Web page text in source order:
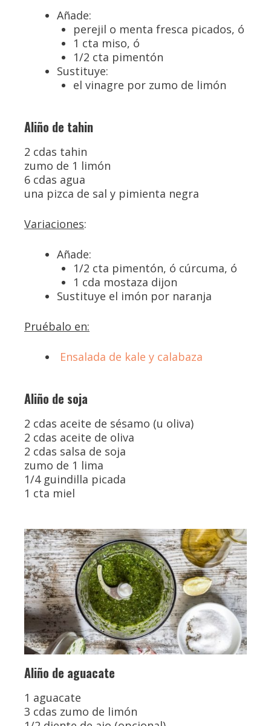
Añade:
perejil o menta fresca picados, ó
1 cta miso, ó
1/2 cta pimentón
Sustituye:
el vinagre por zumo de limón
Aliño de tahin
2 cdas tahin
zumo de 1 limón
6 cdas agua
una pizca de sal y pimienta negra
Variaciones:
Añade:
1/2 cta pimentón, ó cúrcuma, ó
1 cda mostaza dijon
Sustituye el imón por naranja
Pruébalo en:
Ensalada de kale y calabaza
Aliño de soja
2 cdas aceite de sésamo (u oliva)
2 cdas aceite de oliva
2 cdas salsa de soja
zumo de 1 lima
1/4 guindilla picada
1 cta miel
Aliño de aguacate
1 aguacate
3 cdas zumo de limón